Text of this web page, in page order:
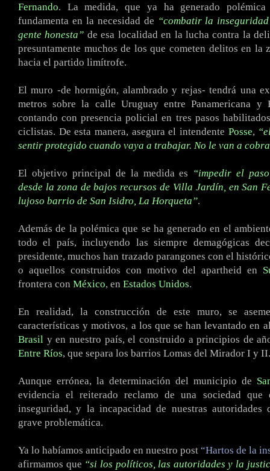
Fernando. La medida, que ya ha generado polémica
fundamenta en la necesidad de “combatir la
gente honesta” de esa localidad en la lucha contra la
presuntamente muchos de los que cometen delitos en la
hacia el partido limítrofe.
El muro -de hormigón, alambrado y rejas- tendrá una
metros sobre la calle Uruguay entre Panamericana y
contando con presencia policial en tres pasos
ciclistas. De esta manera, asegura el intendente Posse,
sentir protegido cuando vaya a trabajar. No le van a
El objetivo principal de la medida es “impedir el
desde la zona de bajos recursos de Villa Jardín, en San
lujoso barrio de San Isidro, La Horqueta”.
Además de la polémica que se ha generado en el
todo el país, incluyendo las siempre demagógicas
presidente, muchos han trazado parangones con el
o aquellos construidos con motivo del apartheid en
frontera con México, en Estados Unidos.
En realidad, la construcción de este muro, se
características y motivos, a los que se han levantado en
Brasil y en nuestro país, el construido a principios de
Entre Ríos, que separa los barrios Lomas del Mirador I y II.
Aunque errónea, la determinación del municipio de
evidencia el reiterado reclamo de una sociedad que
inseguridad, y la incapacidad de nuestras autoridades
grave problemática.
Ya lo habíamos anticipado en nuestro post “Hartos de la
afirmamos que “si los políticos, las autoridades y la